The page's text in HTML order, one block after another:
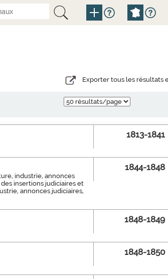
Exporter tous les résultats
1813-1841
industrie, annonces
insertions judiciaires et
annonces judiciaires,
1844-1848
1848-1849
1848-1850